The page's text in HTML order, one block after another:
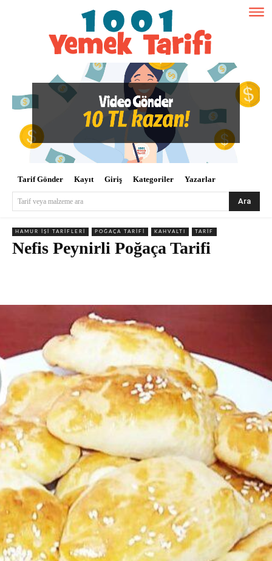
Tarif Gönder Kayıt Giriş Kategoriler Yazarlar
Tarif veya malzeme ara Ara
HAMUR İŞI TARIFLERI POĞAÇA TARIFI KAHVALTI TARIF
Nefis Peynirli Poğaça Tarifi